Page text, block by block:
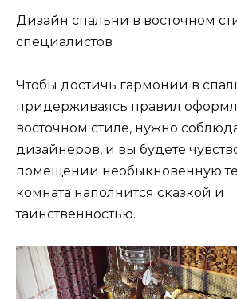
Дизайн спальни в восточном
специалистов
Чтобы достичь гармонии в
придерживаясь правил
восточном стиле, нужно
дизайнеров, и вы будете
помещении необыкновенную
комната наполнится сказкой и
таинственностью.